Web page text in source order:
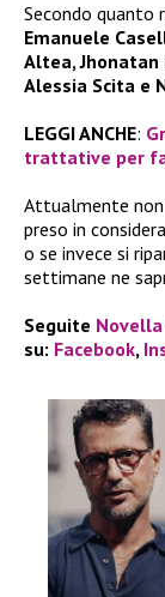
Secondo quanto
Emanuele
Altea, Jhonatan
Alessia Scita e
LEGGI ANCHE:
trattative per
Attualmente non
preso in
o se invece si
settimane ne
Seguite
su: Facebook,